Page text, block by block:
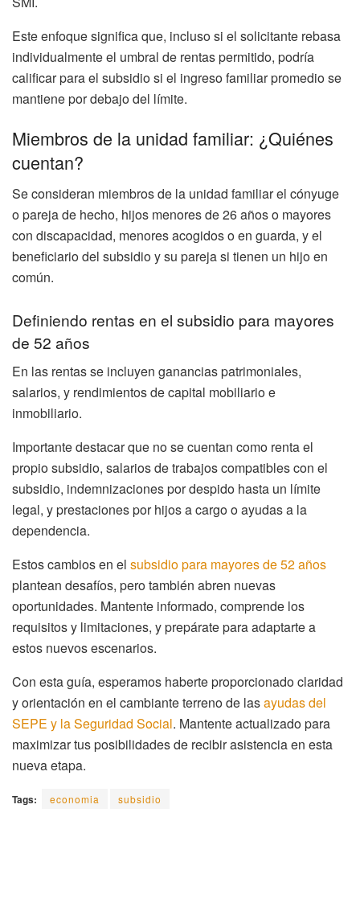
Este enfoque significa que, incluso si el solicitante rebasa
individualmente el umbral de rentas permitido, podría
calificar para el subsidio si el ingreso familiar promedio se
mantiene por debajo del límite.
Miembros de la unidad familiar: ¿Quiénes
cuentan?
Se consideran miembros de la unidad familiar el cónyuge
o pareja de hecho, hijos menores de 26 años o mayores
con discapacidad, menores acogidos o en guarda, y el
beneficiario del subsidio y su pareja si tienen un hijo en
común.
Definiendo rentas en el subsidio para mayores
de 52 años
En las rentas se incluyen ganancias patrimoniales,
salarios, y rendimientos de capital mobiliario e
inmobiliario.
Importante destacar que no se cuentan como renta el
propio subsidio, salarios de trabajos compatibles con el
subsidio, indemnizaciones por despido hasta un límite
legal, y prestaciones por hijos a cargo o ayudas a la
dependencia.
Estos cambios en el subsidio para mayores de 52 años
plantean desafíos, pero también abren nuevas
oportunidades. Mantente informado, comprende los
requisitos y limitaciones, y prepárate para adaptarte a
estos nuevos escenarios.
Con esta guía, esperamos haberte proporcionado claridad
y orientación en el cambiante terreno de lasayudas del
SEPE y la Seguridad Social. Mantente actualizado para
maximizar tus posibilidades de recibir asistencia en esta
nueva etapa.
Tags: economia subsidio